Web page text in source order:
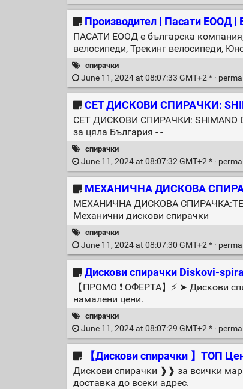
Производител | Пасати ЕООД |
ПАСАТИ ЕООД е българска компания,
велосипеди, Трекинг велосипеди,
спирачки
June 11, 2024 at 08:07:33 GMT+2 * ·
СЕТ ДИСКОВИ СПИРАЧКИ:
СЕТ ДИСКОВИ СПИРАЧКИ: SHIMANO
за цяла България - -
спирачки
June 11, 2024 at 08:07:32 GMT+2 * ·
МЕХАНИЧНА ДИСКОВА
МЕХАНИЧНА ДИСКОВА
Механични дискови спирачки
спирачки
June 11, 2024 at 08:07:30 GMT+2 * ·
Дискови спирачки Diskovi-
【ПРОМО ❗ ОФЕРТА】⚡️ ➤ Дискови
намалени цени.
спирачки
June 11, 2024 at 08:07:29 GMT+2 * ·
【Дискови спирачки 】ТОП
Дискови спирачки ❱❱ за всички
доставка до всеки адрес.